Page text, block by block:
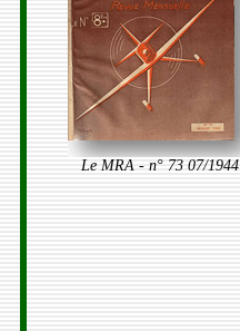
Le MRA - n° 73 07/1944